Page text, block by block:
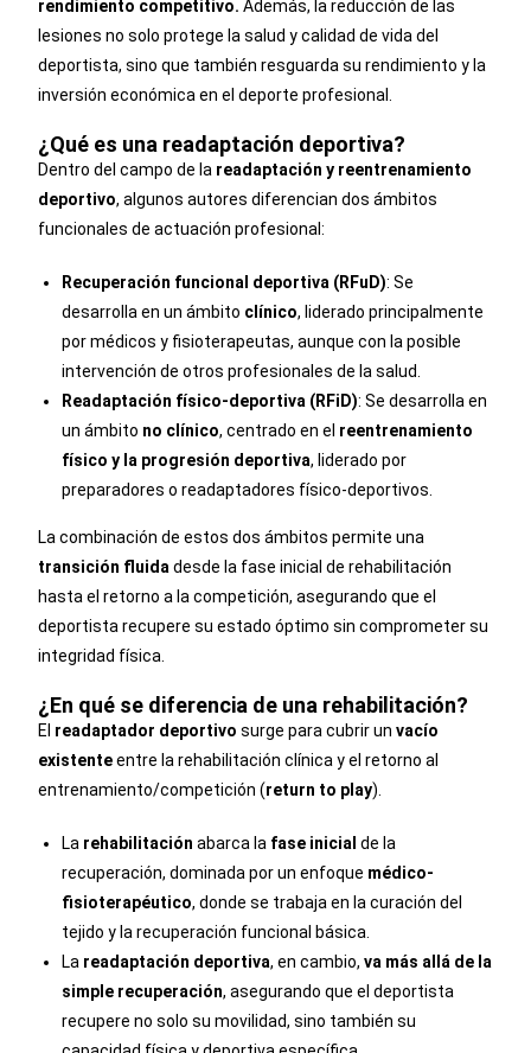
rendimiento competitivo. Además, la reducción de las
lesiones no solo protege la salud y calidad de vida del
deportista, sino que también resguarda su rendimiento y la
inversión económica en el deporte profesional.
¿Qué es una readaptación deportiva?
Dentro del campo de la readaptación y reentrenamiento
deportivo, algunos autores diferencian dos ámbitos
funcionales de actuación profesional:
Recuperación funcional deportiva (RFuD): Se
desarrolla en un ámbito clínico, liderado principalmente
por médicos y fisioterapeutas, aunque con la posible
intervención de otros profesionales de la salud.
Readaptación físico-deportiva (RFiD): Se desarrolla en
un ámbito no clínico, centrado en el reentrenamiento
físico y la progresión deportiva, liderado por
preparadores o readaptadores físico-deportivos.
La combinación de estos dos ámbitos permite una
transición fluidadesde la fase inicial de rehabilitación
hasta el retorno a la competición, asegurando que el
deportista recupere su estado óptimo sin comprometer su
integridad física.
¿En qué se diferencia de una rehabilitación?
El readaptador deportivo surge para cubrir unvacío
existenteentre la rehabilitación clínica y el retorno al
entrenamiento/competición (return to play).
La rehabilitación abarca la fase inicial de la
recuperación, dominada por un enfoque médico-
fisioterapéutico, donde se trabaja en la curación del
tejido y la recuperación funcional básica.
La readaptación deportiva, en cambio,va más allá de la
simple recuperación, asegurando que el deportista
recupere no solo su movilidad, sino también su